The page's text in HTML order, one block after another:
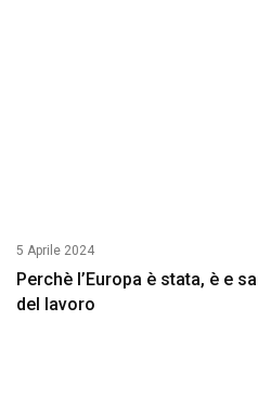
5 Aprile 2024
Perchè l’Europa è stata, è e
del lavoro